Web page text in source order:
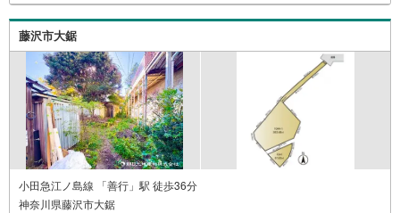
藤沢支店！ファイナンシャルプランナー有資格者、住宅ロ
ーンアドバイザー他、有資格者多数在籍。ご世帯にあわ
せ、住宅を利用した資産形成を最適なプランニングでご提
案！
藤沢市大鋸
小田急江ノ島線 「善行」駅 徒歩36分
神奈川県藤沢市大鋸